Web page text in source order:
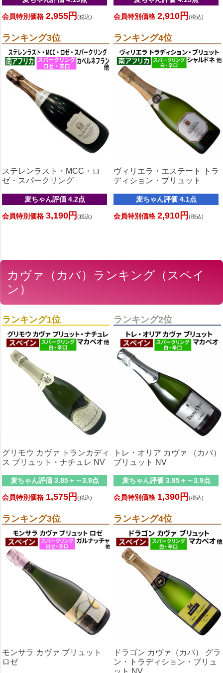
会員特別価格 2,955円 (税込) 会員特別価格 2,910円 (税込)
ランキング3位
ステレンラスト・MCC・ロ
ゼ・スパークリング
麦ちゃん評価 4.2点
会員特別価格 3,190円 (税込)
ランキング4位
ヴィリエラ・エステート トラ
ディション・ブリュット
麦ちゃん評価 4.1点
会員特別価格 2,910円 (税込)
カヴァ（カバ）ランキング（スペイ
ン）
ランキング1位
グリモウ カヴァ トランカディ
ス ブリュット・ナチュレ NV
麦ちゃん評価 3.85＋～3.9点
会員特別価格 1,575円 (税込)
ランキング2位
トレ・オリア カヴァ （カバ）
ブリュット NV
麦ちゃん評価 3.85＋～3.9点
会員特別価格 1,390円 (税込)
ランキング3位
モンサラ カヴァ ブリュット
ロゼ
ランキング4位
ドラゴン カヴァ（カバ） グラ
ン・トラディション・ブリュ
ット NV